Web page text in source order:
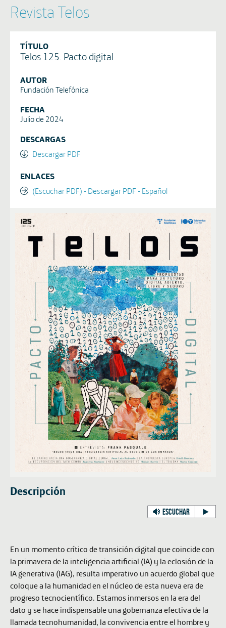
Revista Telos
TÍTULO
Telos 125. Pacto digital
AUTOR
Fundación Telefónica
FECHA
Julio de 2024
DESCARGAS
Descargar PDF
ENLACES
(Escuchar PDF) - Descargar PDF - Español
Descripción
ESCUCHAR
En un momento crítico de transición digital que coincide con
la primavera de la inteligencia artificial (IA) y la eclosión de la
IA generativa (IAG), resulta imperativo un acuerdo global que
coloque a la humanidad en el núcleo de esta nueva era de
progreso tecnocientífico. Estamos inmersos en la era del
dato y se hace indispensable una gobernanza efectiva de la
llamada tecnohumanidad, la convivencia entre el hombre y